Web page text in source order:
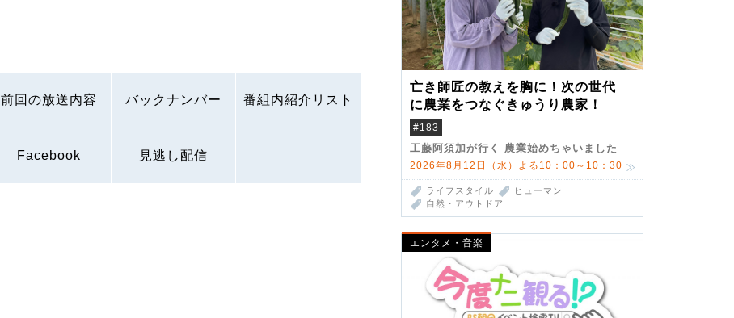
亡き師匠の教えを胸に！次の世代
に農業をつなぐきゅうり農家！
#183
工藤阿須加が行く 農業始めちゃいました
2026年8月12日（水）よる10：00～10：30
ライフスタイル
ヒューマン
自然・アウトドア
エンタメ・音楽
前回の放送内容 バックナンバー 番組内紹介リスト
Facebook 見逃し配信